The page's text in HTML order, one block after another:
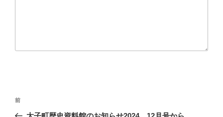
投
前
の
前